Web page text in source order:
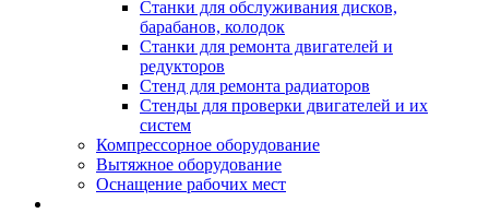
Станки для обслуживания дисков,
барабанов, колодок
Станки для ремонта двигателей и
редукторов
Стенд для ремонта радиаторов
Стенды для проверки двигателей и их
систем
Компрессорное оборудование
Вытяжное оборудование
Оснащение рабочих мест